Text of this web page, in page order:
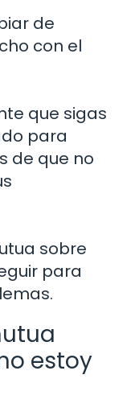
de
con el
que sigas
para
de que no
sobre
para
estoy